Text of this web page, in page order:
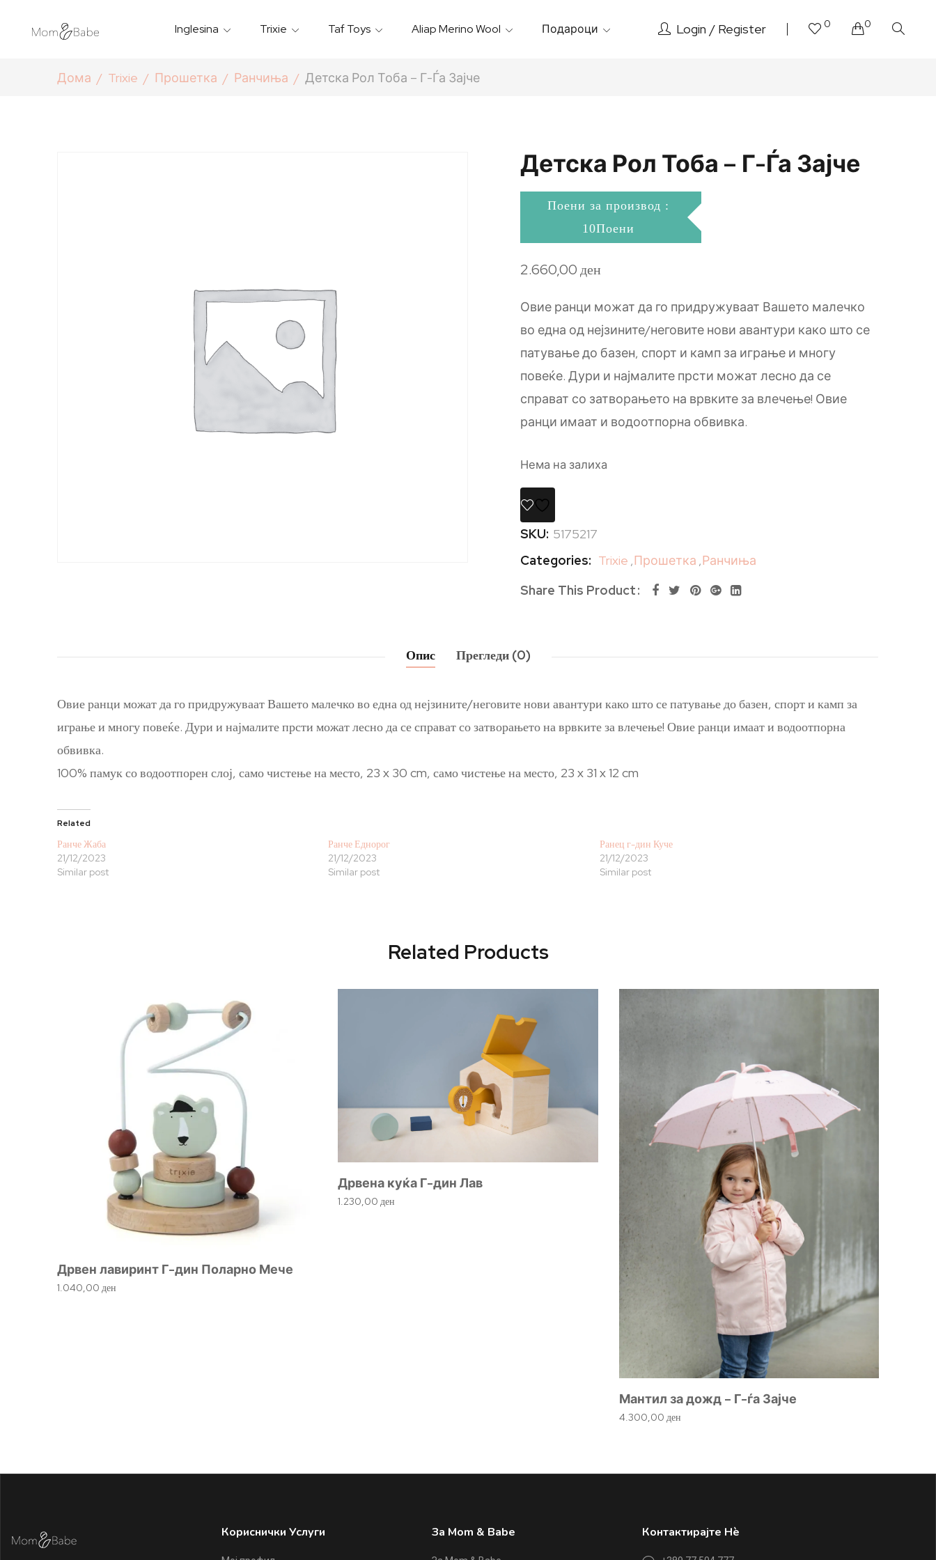
Inglesina Trixie Taf Toys Aliap Merino Wool Подароци Login Register 0 0
Дома Trixie Прошетка Ранчиња Детска Рол Тоба – Г-Ѓа Зајче
Детска Рол Тоба – Г-Ѓа Зајче
Поени за производ :
10Поени
2.660,00ден
Овие ранци можат да го придружуваат Вашето малечко
во една од нејзините/неговите нови авантури како што се
патување до базен, спорт и камп за играње и многу
повеќе. Дури и најмалите прсти можат лесно да се
справат со затворањето на врвките за влечење! Овие
ранци имаат и водоотпорна обвивка.
Нема на залиха
SKU: 5175217
Categories: Trixie ,Прошетка ,Ранчиња
Share This Product
Опис Прегледи (0)
Овие ранци можат да го придружуваат Вашето малечко во една од нејзините/неговите нови авантури како што се патување до базен, спорт и камп за
играње и многу повеќе. Дури и најмалите прсти можат лесно да се справат со затворањето на врвките за влечење! Овие ранци имаат и водоотпорна
обвивка.
100% памук со водоотпорен слој, само чистење на место, 23 x 30 cm, само чистење на место, 23 x 31 x 12 cm
Related
Ранче Жаба
21/12/2023
Similar post
Ранче Еднорог
21/12/2023
Similar post
Ранец г-дин Куче
21/12/2023
Similar post
Related Products
Дрвен лавиринт Г-дин Поларно Мече
1.040,00ден
Дрвена куќа Г-дин Лав
1.230,00ден
Мантил за дожд – Г-ѓа Зајче
4.300,00 ден
Кориснички Услуги За Mom & Babe Контактирајте Нè